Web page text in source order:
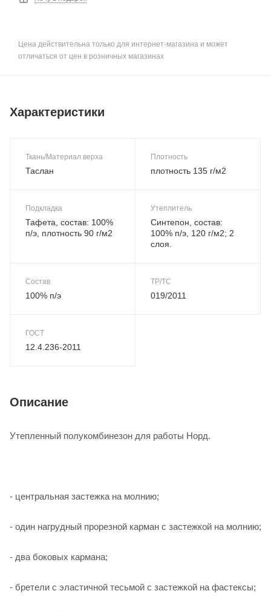
Цена действительна только для интернет-магазина и может
отличаться от цен в розничных магазинах
Характеристики
Ткань/Материал верха
Таслан
Плотность
плотность 135 г/м2
Подкладка
Тафета, состав: 100%
п/э, плотность 90 г/м2
Утеплитель
Синтепон, состав:
100% п/э, 120 г/м2; 2
слоя.
Состав
100% п/э
ТР/ТС
019/2011
ГОСТ
12.4.236-2011
Описание
Утепленный полукомбинезон для работы Норд.
- центральная застежка на молнию;
- один нагрудный прорезной карман с застежкой на молнию;
- два боковых кармана;
- бретели с эластичной тесьмой с застежкой на фастексы;